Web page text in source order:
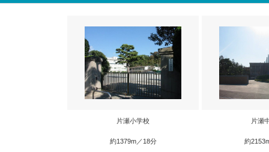
片瀬小学校
約1379m／18分
片瀬
約